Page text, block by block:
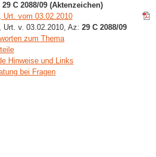
29 C 2088/09 (Aktenzeichen)
Urt. vom 03.02.2010
Urt. v. 03.02.2010, Az: 29 C 2088/09
zum Thema
Hinweise und Links
bei Fragen